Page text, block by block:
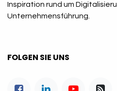
Inspiration rund um
Unternehmensführung.
FOLGEN SIE UNS